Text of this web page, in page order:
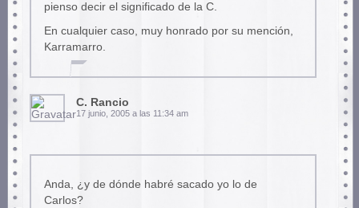
pienso decir el significado de la C.
En cualquier caso, muy honrado por su mención,
Karramarro.
C. Rancio
17 junio, 2005 a las 11:34 am
Anda, ¿y de dónde habré sacado yo lo de
Carlos?